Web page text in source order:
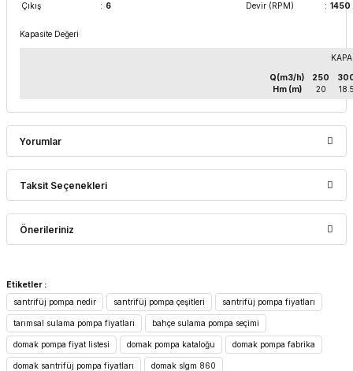
Çıkış
: 6
Devir (RPM)
: 1450
Kapasite Değeri
Q(m3/h)
Hm (m)
250
20
Yorumlar
Bu ürüne ilk yorumu siz yapın!
Taksit Seçenekleri
Önerileriniz
konularda yetersiz gördüğünüz noktaları öneri formunu
kullanarak tarafımıza iletebilirsiniz.
Görüş ve önerileriniz için teşekkür ederiz.
Ürün resmi kalitesiz, bozuk veya görüntülenemiyor.
Etiketler :
santrifüj pompa nedir
santrifüj pompa çeşitleri santrifüj pompa fiyatları
tarımsal sulama pompa fiyatları bahçe sulama pompa seçimi
domak pompa fiyat listesi domak pompa kataloğu domak pompa fabrika
domak santrifüj pompa fiyatları domak slgm 860